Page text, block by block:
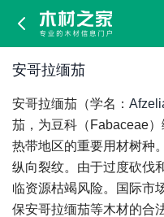
安
哥
缅
茄
安哥拉缅茄
安哥拉缅茄（学名：
茄，为豆科（Fabaceae）
热带地区的重要用材树种
纵向裂纹。由于过度砍伐
临资源枯竭风险。国际市
保安哥拉缅茄等木材的合